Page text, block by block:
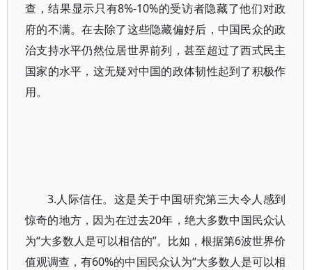
查，结果显示只有8%-10%的受访者隐藏了他们对政
府的不满。在去除了这些隐藏偏好后，中国民众的政
治支持水平仍然位居世界前列，甚至超过了西式民主
国家的水平，这无疑对中国的政体韧性起到了积极作
用。
3.人际信任。这是关于中国研究第三大令人感到
惊奇的地方，因为在过去20年，绝大多数中国民众认
为“大多数人是可以相信的”。比如，根据第6波世界价
值观调查，有60%的中国民众认为“大多数人是可以相